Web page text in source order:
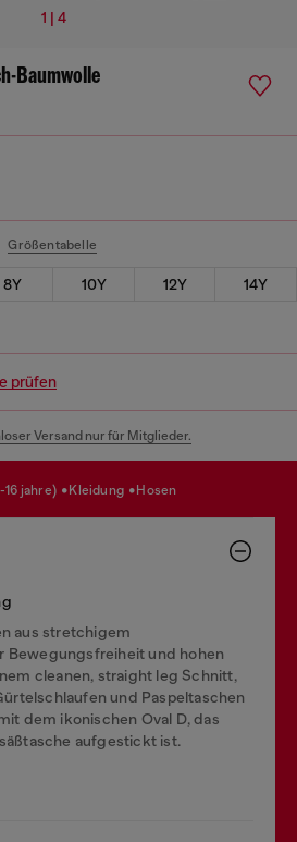
1 | 4
Baumwolle
Größentabelle
8Y 10Y 12Y
14Y
prüfen
Versand nur für Mitglieder.
16 jahre) kleidung hosen
aus stretchigem
Bewegungsfreiheit und hohen
cleanen, straight leg Schnitt,
und Paspeltaschen
dem ikonischen Oval D, das
aufgestickt ist.